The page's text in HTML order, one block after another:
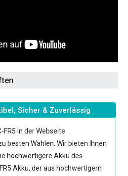
Sicher & Zuverlässig
FR5 in der Webseite
besten Wahlen. Wir bieten Ihnen
hochwertigere Akku des
Akku, der aus hochwertigem